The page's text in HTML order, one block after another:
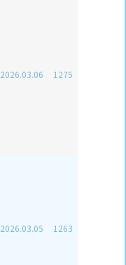
2026.03.06 1275
2026.03.05 1263